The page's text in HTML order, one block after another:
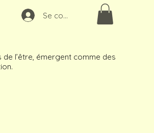
Se connecter
l’être, émergent comme des